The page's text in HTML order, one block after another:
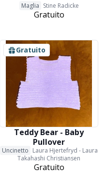
Maglia Stine Radicke
Gratuito
Gratuito
Teddy Bear - Baby
Pullover
Uncinetto Laura Hjertefryd - Laura
Takahashi Christiansen
Gratuito